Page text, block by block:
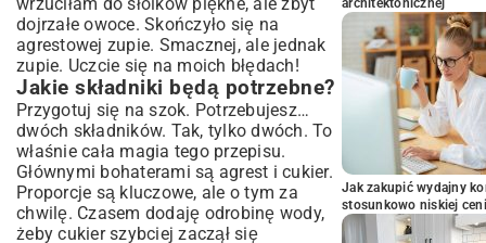
dojrzałe owoce. Skończyło się na
agrestowej zupie. Smacznej, ale jednak
zupie. Uczcie się na moich błędach!
Jakie składniki będą potrzebne?
Przygotuj się na szok. Potrzebujesz…
dwóch składników. Tak, tylko dwóch. To
właśnie cała magia tego przepisu.
Głównymi bohaterami są agrest i cukier.
Proporcje są kluczowe, ale o tym za
chwilę. Czasem dodaję odrobinę wody,
żeby cukier szybciej zaczął się
architektonicznej
Jak zakupić wydajny
stosunkowo niskiej